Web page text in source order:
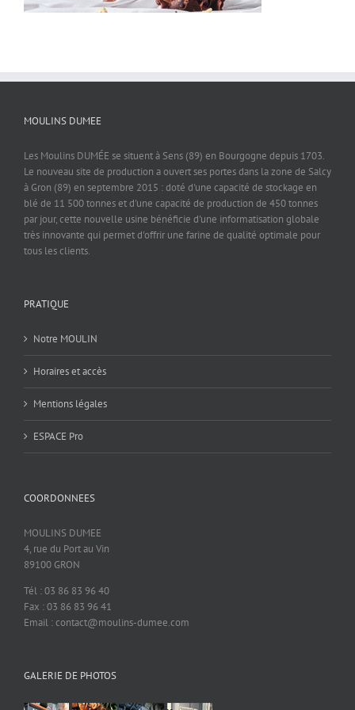
MOULINS DUMEE
Les Moulins DUMÉE se situent à Sens (89) en Bourgogne depuis 1703.
Le nouveau site de production a ouvert ses portes dans la zone de Salcy
à Gron (89) en septembre 2015 : doté d'une capacité de stockage en
blé de 11 500 tonnes et d'une capacité de production de 450 tonnes
par jour, cette nouvelle usine bénéficie d'une informatisation globale
très innovante qui permet d'offrir une farine de qualité optimale pour
tous les clients.
PRATIQUE
Notre MOULIN
Horaires et accès
Mentions légales
ESPACE Pro
COORDONNEES
MOULINS DUMEE
4, rue du Port au Vin
89100 GRON
Tél : 03 86 83 96 40
Fax : 03 86 83 96 41
Email : contact@moulins-dumee.com
GALERIE DE PHOTOS